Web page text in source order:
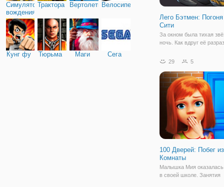
Симулятор
вождения
Трактора ВертолетыВелосипед
Кунг фу Тюрьма Маги Сега
Лего Бэтмен:
Сити
За окном была тихая
ночь. Как вдруг её
главе с Джокером
снова находиться в
бандитов, которые
29 5
100 Дверей: Побег из
Комнаты
Малышка Мия оказалась
в своей школе. Занятия